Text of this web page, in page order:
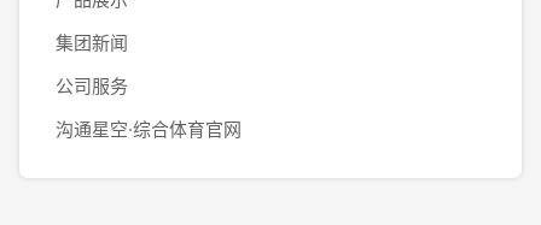
集团新闻
公司服务
沟通星空·综合体育官网